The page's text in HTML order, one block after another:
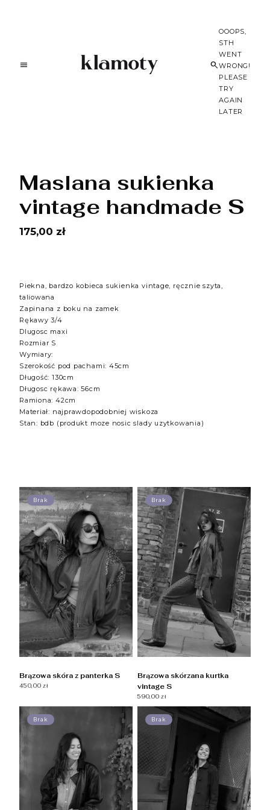
OOOPS,
STH
WENT
WRONG!
PLEASE
TRY
AGAIN
LATER
Maslana sukienka
vintage handmade S
175,00 zł
Piekna, bardzo kobieca sukienka vintage, ręcznie szyta,
taliowana
Zapinana z boku na zamek
Rękawy 3/4
Dlugosc maxi
Rozmiar S
Wymiary:
Szerokość pod pachami: 45cm
Długość: 130cm
Długosc rękawa: 56cm
Ramiona: 42cm
Materiał: najprawdopodobniej wiskoza
Stan: bdb (produkt moze nosic slady uzytkowania)
Brązowa skóra z panterka S
450,00 zł
Brak
Brązowa skórzana kurtka
vintage S
590,00 zł
Brak
Brak Brak